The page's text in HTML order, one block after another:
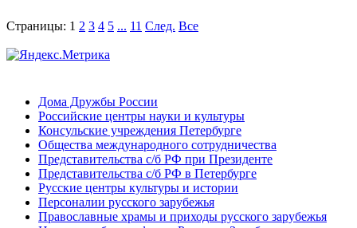
Страницы: 1 2 3 4 5 ... 11 След. Все
Дома Дружбы России
Российские центры науки и культуры
Консульские учреждения Петербурге
Общества международного сотрудничества
Представительства с/б РФ при Президенте
Представительства с/б РФ в Петербурге
Русские центры культуры и истории
Персоналии русского зарубежья
Православные храмы и приходы русского зарубежья